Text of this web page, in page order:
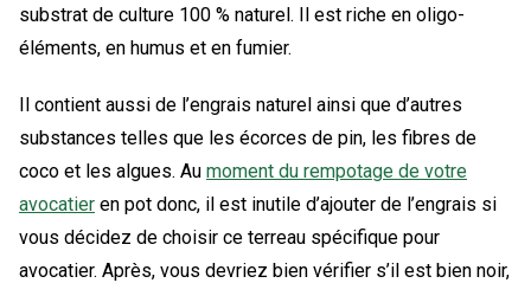
substrat de culture 100 % naturel. Il est riche en oligo-
éléments, en humus et en fumier.
Il contient aussi de l’engrais naturel ainsi que d’autres
substances telles que les écorces de pin, les fibres de
coco et les algues. Au moment du rempotage de votre
avocatier en pot donc, il est inutile d’ajouter de l’engrais si
vous décidez de choisir ce terreau spécifique pour
avocatier. Après, vous devriez bien vérifier s’il est bien noir,